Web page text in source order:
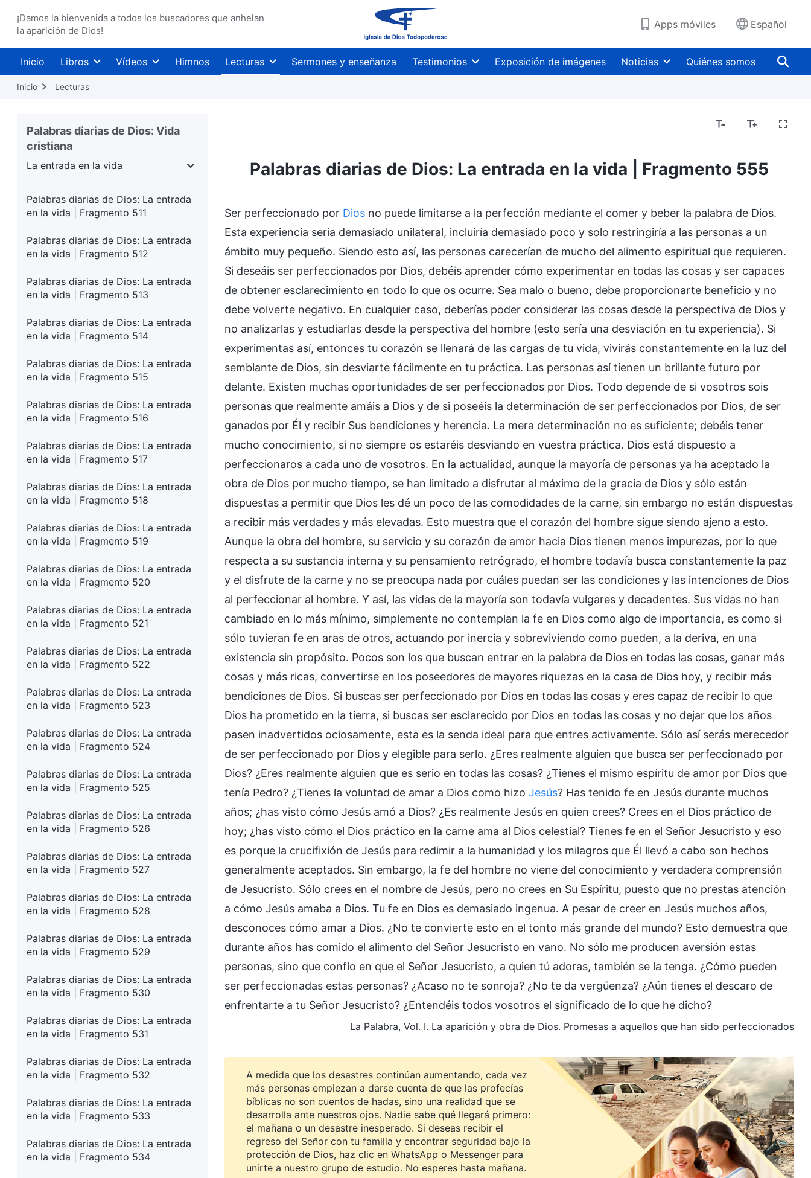
¡Damos la bienvenida a todos los buscadores que anhelan
la aparición de Dios!
Apps móviles Español
Inicio Libros Vídeos Himnos Lecturas Sermones y enseñanza Testimonios Exposición de imágenes Noticias Quiénes somos
Inicio Lecturas
Palabras diarias de Dios: Vida
cristiana
La entrada en la vida
La entrada en la vida Destinos y resultados
Palabras diarias de Dios: La entrada
en la vida | Fragmento 507
Palabras diarias de Dios: La entrada
en la vida | Fragmento 508
en la vida | Fragmento 509
en la vida | Fragmento 510
Palabras diarias de Dios: La entrada
en la vida | Fragmento 511
Palabras diarias de Dios: La entrada
en la vida | Fragmento 512
Palabras diarias de Dios: La entrada
en la vida | Fragmento 513
Palabras diarias de Dios: La entrada
en la vida | Fragmento 514
Palabras diarias de Dios: La entrada
en la vida | Fragmento 515
Palabras diarias de Dios: La entrada
en la vida | Fragmento 516
Palabras diarias de Dios: La entrada
en la vida | Fragmento 517
Palabras diarias de Dios: La entrada
en la vida | Fragmento 518
Palabras diarias de Dios: La entrada
en la vida | Fragmento 519
Palabras diarias de Dios: La entrada
en la vida | Fragmento 520
Palabras diarias de Dios: La entrada
en la vida | Fragmento 521
Palabras diarias de Dios: La entrada
en la vida | Fragmento 522
Palabras diarias de Dios: La entrada
en la vida | Fragmento 523
Palabras diarias de Dios: La entrada
en la vida | Fragmento 524
Palabras diarias de Dios: La entrada
en la vida | Fragmento 525
Palabras diarias de Dios: La entrada
en la vida | Fragmento 526
Palabras diarias de Dios: La entrada
en la vida | Fragmento 527
Palabras diarias de Dios: La entrada
en la vida | Fragmento 528
Palabras diarias de Dios: La entrada
en la vida | Fragmento 529
Palabras diarias de Dios: La entrada
en la vida | Fragmento 530
Palabras diarias de Dios: La entrada
en la vida | Fragmento 531
Palabras diarias de Dios: La entrada
en la vida | Fragmento 532
Palabras diarias de Dios: La entrada
en la vida | Fragmento 533
Palabras diarias de Dios: La entrada
en la vida | Fragmento 534
Palabras diarias de Dios: La entrada en la vida | Fragmento 555
Ser perfeccionado por Dios no puede limitarse a la perfección mediante el comer y beber la palabra de Dios.
Esta experiencia sería demasiado unilateral, incluiría demasiado poco y solo restringiría a las personas a un
ámbito muy pequeño. Siendo esto así, las personas carecerían de mucho del alimento espiritual que requieren.
Si deseáis ser perfeccionados por Dios, debéis aprender cómo experimentar en todas las cosas y ser capaces
de obtener esclarecimiento en todo lo que os ocurre. Sea malo o bueno, debe proporcionarte beneficio y no
debe volverte negativo. En cualquier caso, deberías poder considerar las cosas desde la perspectiva de Dios y
no analizarlas y estudiarlas desde la perspectiva del hombre (esto sería una desviación en tu experiencia). Si
experimentas así, entonces tu corazón se llenará de las cargas de tu vida, vivirás constantemente en la luz del
semblante de Dios, sin desviarte fácilmente en tu práctica. Las personas así tienen un brillante futuro por
delante. Existen muchas oportunidades de ser perfeccionados por Dios. Todo depende de si vosotros sois
personas que realmente amáis a Dios y de si poseéis la determinación de ser perfeccionados por Dios, de ser
ganados por Él y recibir Sus bendiciones y herencia. La mera determinación no es suficiente; debéis tener
mucho conocimiento, si no siempre os estaréis desviando en vuestra práctica. Dios está dispuesto a
perfeccionaros a cada uno de vosotros. En la actualidad, aunque la mayoría de personas ya ha aceptado la
obra de Dios por mucho tiempo, se han limitado a disfrutar al máximo de la gracia de Dios y sólo están
dispuestas a permitir que Dios les dé un poco de las comodidades de la carne, sin embargo no están dispuestas
a recibir más verdades y más elevadas. Esto muestra que el corazón del hombre sigue siendo ajeno a esto.
Aunque la obra del hombre, su servicio y su corazón de amor hacia Dios tienen menos impurezas, por lo que
respecta a su sustancia interna y su pensamiento retrógrado, el hombre todavía busca constantemente la paz
y el disfrute de la carne y no se preocupa nada por cuáles puedan ser las condiciones y las intenciones de Dios
al perfeccionar al hombre. Y así, las vidas de la mayoría son todavía vulgares y decadentes. Sus vidas no han
cambiado en lo más mínimo, simplemente no contemplan la fe en Dios como algo de importancia, es como si
sólo tuvieran fe en aras de otros, actuando por inercia y sobreviviendo como pueden, a la deriva, en una
existencia sin propósito. Pocos son los que buscan entrar en la palabra de Dios en todas las cosas, ganar más
cosas y más ricas, convertirse en los poseedores de mayores riquezas en la casa de Dios hoy, y recibir más
bendiciones de Dios. Si buscas ser perfeccionado por Dios en todas las cosas y eres capaz de recibir lo que
Dios ha prometido en la tierra, si buscas ser esclarecido por Dios en todas las cosas y no dejar que los años
pasen inadvertidos ociosamente, esta es la senda ideal para que entres activamente. Sólo así serás merecedor
de ser perfeccionado por Dios y elegible para serlo. ¿Eres realmente alguien que busca ser perfeccionado por
Dios? ¿Eres realmente alguien que es serio en todas las cosas? ¿Tienes el mismo espíritu de amor por Dios que
tenía Pedro? ¿Tienes la voluntad de amar a Dios como hizo Jesús? Has tenido fe en Jesús durante muchos
años; ¿has visto cómo Jesús amó a Dios? ¿Es realmente Jesús en quien crees? Crees en el Dios práctico de
hoy; ¿has visto cómo el Dios práctico en la carne ama al Dios celestial? Tienes fe en el Señor Jesucristo y eso
es porque la crucifixión de Jesús para redimir a la humanidad y los milagros que Él llevó a cabo son hechos
generalmente aceptados. Sin embargo, la fe del hombre no viene del conocimiento y verdadera comprensión
de Jesucristo. Sólo crees en el nombre de Jesús, pero no crees en Su Espíritu, puesto que no prestas atención
a cómo Jesús amaba a Dios. Tu fe en Dios es demasiado ingenua. A pesar de creer en Jesús muchos años,
desconoces cómo amar a Dios. ¿No te convierte esto en el tonto más grande del mundo? Esto demuestra que
durante años has comido el alimento del Señor Jesucristo en vano. No sólo me producen aversión estas
personas, sino que confío en que el Señor Jesucristo, a quien tú adoras, también se la tenga. ¿Cómo pueden
ser perfeccionadas estas personas? ¿Acaso no te sonroja? ¿No te da vergüenza? ¿Aún tienes el descaro de
enfrentarte a tu Señor Jesucristo? ¿Entendéis todos vosotros el significado de lo que he dicho?
La Palabra, Vol. I. La aparición y obra de Dios. Promesas a aquellos que han sido perfeccionados
A medida que los desastres continúan aumentando, cada vez
más personas empiezan a darse cuenta de que las profecías
bíblicas no son cuentos de hadas, sino una realidad que se
desarrolla ante nuestros ojos. Nadie sabe qué llegará primero:
el mañana o un desastre inesperado. Si deseas recibir el
regreso del Señor con tu familia y encontrar seguridad bajo la
protección de Dios, haz clic en WhatsApp o Messenger para
unirte a nuestro grupo de estudio. No esperes hasta mañana.